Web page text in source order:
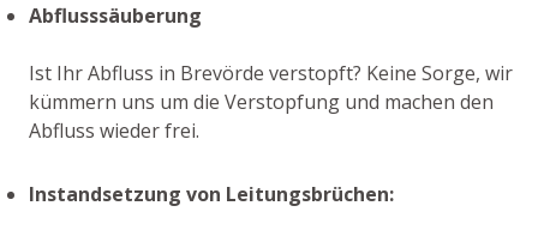
Abflusssäuberung
Ist Ihr Abfluss in Brevörde verstopft? Keine Sorge, wir
kümmern uns um die Verstopfung und machen den
Abfluss wieder frei.
Instandsetzung von Leitungsbrüchen: